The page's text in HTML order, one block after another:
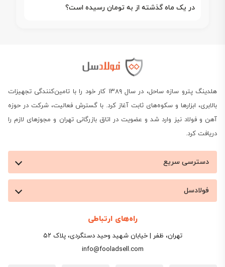
در یک ماه گذشته از به تومان رسیده است؟
هلدینگ پترو سازه ساحل، در سال ۱۳۸۹ کار خود را با تامین‌کنندگی تجهیزات
بالابری، ابزارها و سکوه‌های ثابت آغاز کرد. با گسترش فعالیت، شرکت در حوزه
آهن و فولاد نیز وارد شد و عضویت در اتاق بازرگانی تهران و مجوزهای لازم را
دریافت کرد.
دسترسی سریع
فولادسل
راه‌های ارتباطی
تهران، ظفر | خیابان شهید وحید دستگردی، پلاک ۵۲
info@fooladsell.com